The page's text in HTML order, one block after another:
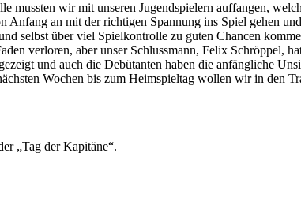
wir mit unseren Jugendspielern auffangen,
an mit der richtigen Spannung ins Spiel gehen
selbst über viel Spielkontrolle zu guten Chancen
verloren, aber unser Schlussmann, Felix Schröppel,
und auch die Debütanten haben die anfängliche
Wochen bis zum Heimspieltag wollen wir in den
„Tag der Kapitäne“.